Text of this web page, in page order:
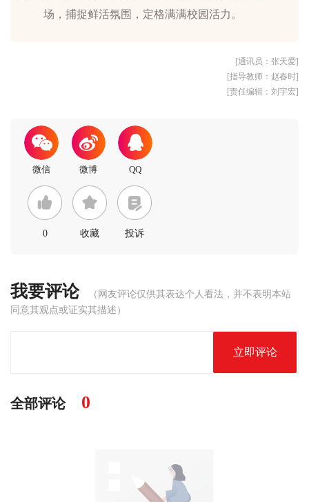
园网络通讯站的同学们，共同参与中国大学生在线校园行活动，见
园网络通讯站的同学们，共同参与中国大学生在线校园行活动，见
场，捕捉鲜活氛围，定格满满校园活力。
[通讯员：张天爱]
[指导教师：赵春时]
[责任编辑：刘宇宏]
0 收藏 投诉
我要评论
（网友评论仅供其表达个人看法，并不表明本站
同意其观点或证实其描述）
立即评论
全部评论 0